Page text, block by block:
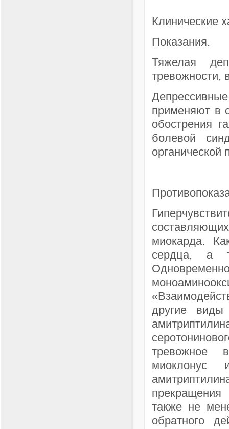
Клинические
Показания.
Тяжелая
тревожности,
применяют в
обострения
болевой
органической
миокарда.
сердца, а
другие виды
тревожное
миоклонус
также не
обратного